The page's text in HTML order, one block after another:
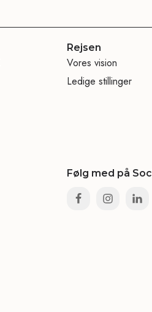
Rejsen
Vores vision
Ledige stillinger
Følg med på